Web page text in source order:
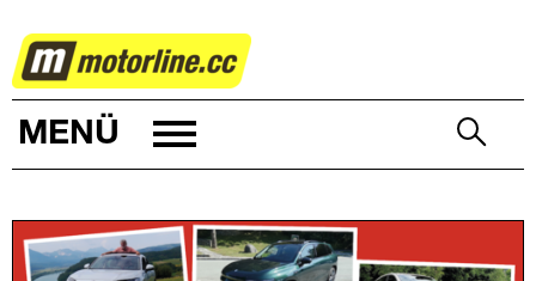
AUTOWELT
MENÜ